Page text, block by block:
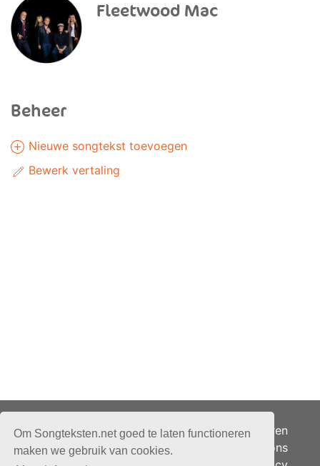
Om Songteksten.net goed te laten functioneren
maken we gebruik van cookies.
Fleetwood Mac
Beheer
Nieuwe songtekst toevoegen
Bewerk vertaling
Adverteren
Over ons